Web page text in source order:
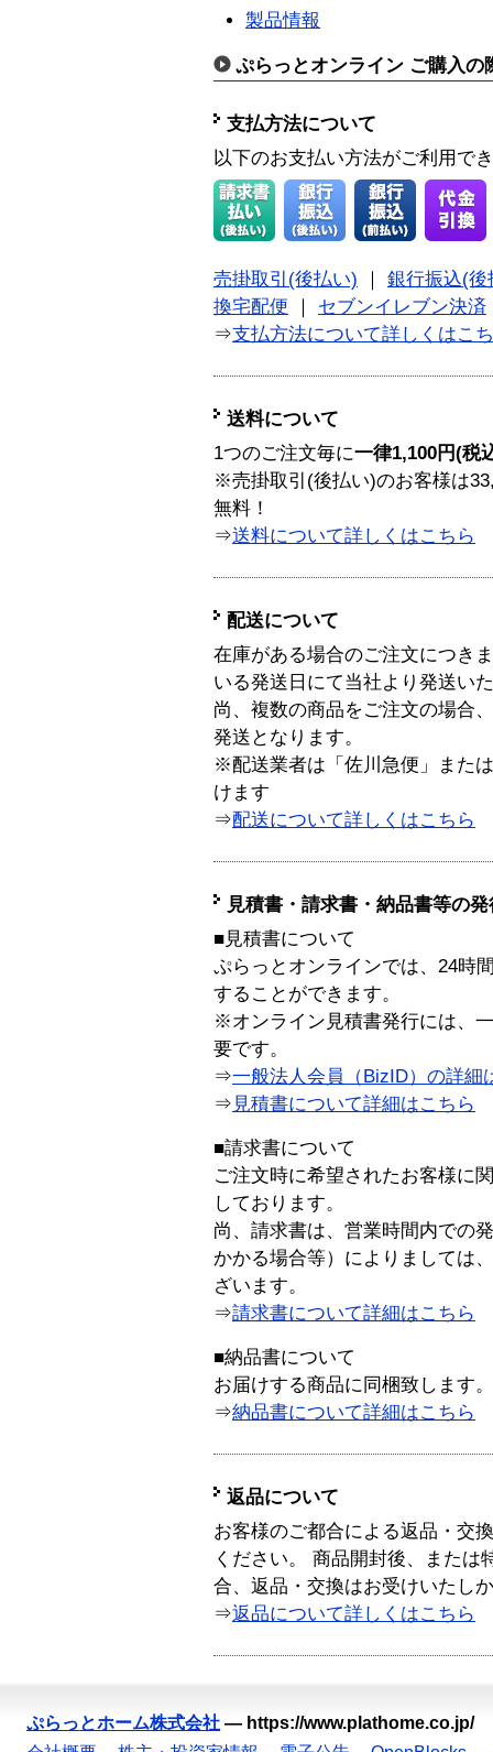
製品情報
ぷらっとオンライン ご購入の
支払方法について
以下のお支払い方法がご利用で
売掛取引(後払い)
銀行振込(後
換宅配便
セブンイレブン決済
⇒支払方法について詳しくはこ
送料について
1つのご注文毎に一律1,100円(税
※売掛取引(後払い)のお客様は
無料！
⇒送料について詳しくはこちら
配送について
在庫がある場合のご注文につき
いる発送日にて当社より発送い
尚、複数の商品をご注文の場合
発送となります。
※配送業者は「佐川急便」また
けます
⇒配送について詳しくはこちら
見積書・請求書・納品書等の
■見積書について
ぷらっとオンラインでは、24時
することができます。
※オンライン見積書発行には、
要です。
⇒一般法人会員（BizID）の詳細
⇒ 見積書について詳細はこちら
■請求書について
ご注文時に希望されたお客様に
しております。
尚、請求書は、営業時間内での
かかる場合等）によりましては
ざいます。
⇒請求書について詳細はこちら
■納品書について
お届けする商品に同梱致します。
⇒納品書について詳細はこちら
返品について
お客様のご都合による返品・交
ください。 商品開封後、または
合、返品・交換はお受けいたし
⇒返品について詳しくはこちら
ぷらっとホーム株式会社 — https://www.plathome.co.jp/